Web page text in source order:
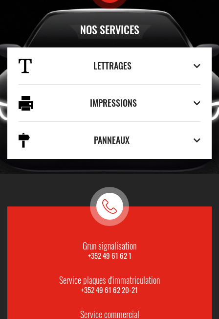
NOS SERVICES
LETTRAGES
IMPRESSIONS
PANNEAUX
Grun signalisation
+352 49 61 62 1
Service plaques d'immatriculation
+352 49 61 62 20-21
Service commercial